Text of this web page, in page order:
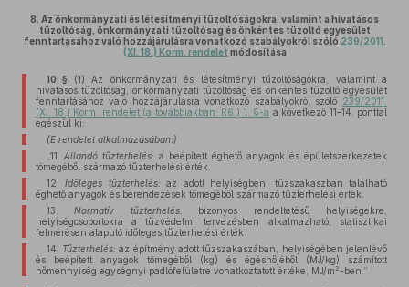
8. Az önkormányzati és létesítményi tűzoltóságokra, valamint a hivatásos
tűzoltóság, önkormányzati tűzoltóság és önkéntes tűzoltó egyesület
fenntartásához való hozzájárulásra vonatkozó szabályokról szóló 239/2011.
(XI. 18.) Korm. rendelet módosítása
10. § (1) Az önkormányzati és létesítményi tűzoltóságokra, valamint a
hivatásos tűzoltóság, önkormányzati tűzoltóság és önkéntes tűzoltó egyesület
fenntartásához való hozzájárulásra vonatkozó szabályokról szóló 239/2011.
(XI. 18.) Korm. rendelet (a továbbiakban: R6.) 1. §-a a következő 11–14. ponttal
egészül ki:
(E rendelet alkalmazásában:)
„11.Állandó tűzterhelés: a beépített éghető anyagok és épületszerkezetek
tömegéből származó tűzterhelési érték.
12. Időleges tűzterhelés: az adott helyiségben, tűzszakaszban található
éghető anyagok és berendezések tömegéből származó tűzterhelési érték.
13. Normatív tűzterhelés: bizonyos rendeltetésű helyiségekre,
helyiségcsoportokra a tűzvédelmi tervezésben alkalmazható, statisztikai
felmérésen alapuló időleges tűzterhelési érték.
14. Tűzterhelés: az építmény adott tűzszakaszában, helyiségében jelenlévő
és beépített anyagok tömegéből (kg) és égéshőjéből (MJ/kg) számított
hőmennyiség egységnyi padlófelületre vonatkoztatott értéke, MJ/m 2-ben.”